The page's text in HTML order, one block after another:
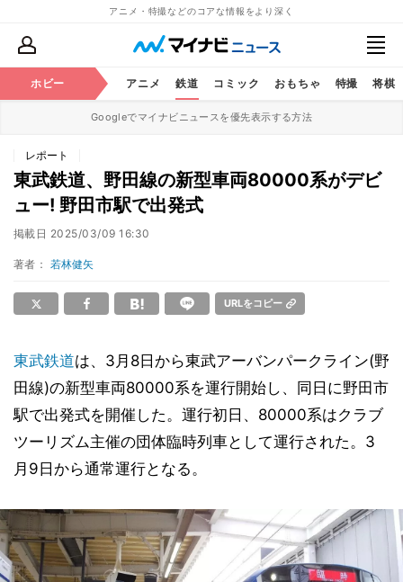
アニメ・特撮などのコアな情報をより深く
ホビー アニメ 鉄道 コミック おもちゃ 特撮 将棋
Googleでマイナビニュースを優先表示する方法
レポート
東武鉄道、野田線の新型車両80000系がデビ
ュー! 野田市駅で出発式
掲載日 2025/03/09 16:30
著者： 若林健矢
URLをコピー
東武鉄道は、3月8日から東武アーバンパークライン(野
田線)の新型車両80000系を運行開始し、同日に野田市
駅で出発式を開催した。運行初日、80000系はクラブ
ツーリズム主催の団体臨時列車として運行された。3
月9日から通常運行となる。